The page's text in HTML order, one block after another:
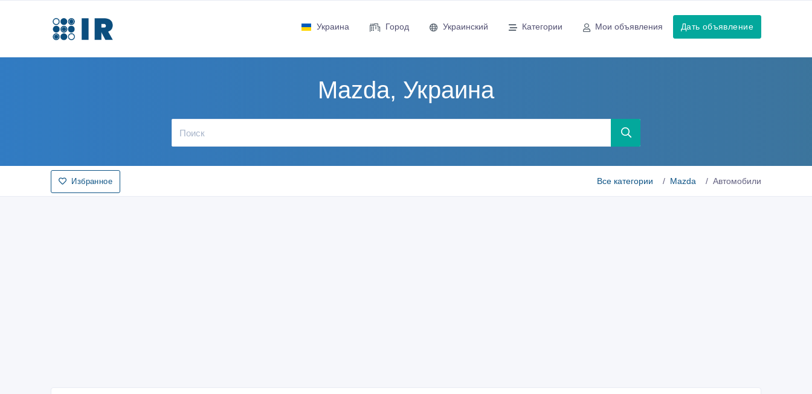
Украина Город Украинский Категории Мои объявления Дать объявление
Mazda, Украина
Избранное Все категории Mazda Автомобили